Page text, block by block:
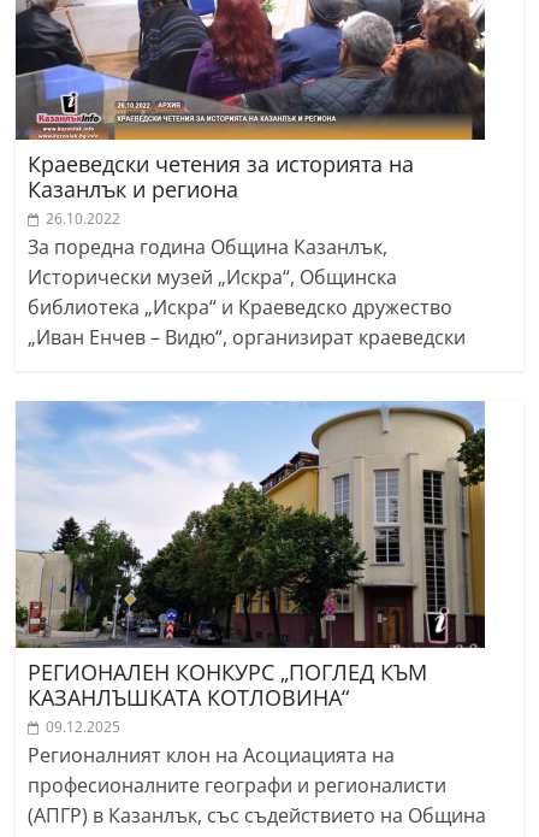
Краеведски четения за историята на
Казанлък и региона
26.10.2022
За поредна година Община Казанлък,
Исторически музей „Искра“, Общинска
библиотека „Искра“ и Краеведско дружество
„Иван Енчев – Видю“, организират краеведски
РЕГИОНАЛЕН КОНКУРС „ПОГЛЕД КЪМ
КАЗАНЛЪШКАТА КОТЛОВИНА“
09.12.2025
Регионалният клон на Асоциацията на
професионалните географи и регионалисти
(АПГР) в Казанлък, със съдействието на Община